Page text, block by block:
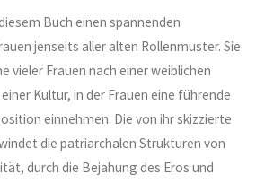
Buch einen spannenden
jenseits aller alten Rollenmuster. Sie
vieler Frauen nach einer weiblichen
Kultur, in der Frauen eine führende
einnehmen. Die von ihr skizzierte
die patriarchalen Strukturen von
durch die Bejahung des Eros und